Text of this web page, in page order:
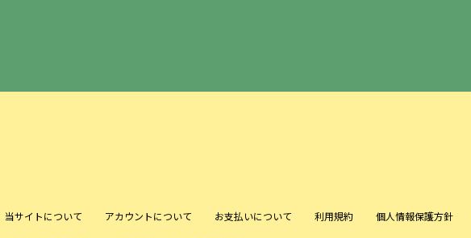
当サイトについて アカウントについて お支払いについて 利用規約 個人情報保護方針